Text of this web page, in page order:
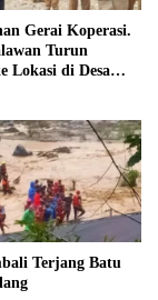
Gerai Koperasi.
Turun
Lokasi di Desa
Terjang Batu